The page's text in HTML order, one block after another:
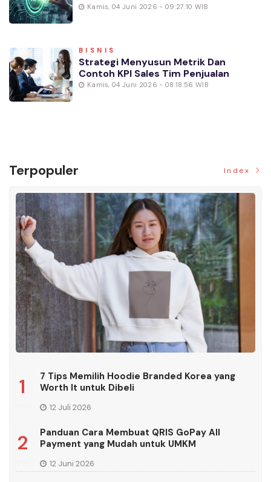
Kamis, 04 Juni 2026 - 09:27:10 WIB
BISNIS
Strategi Menyusun Metrik Dan
Contoh KPI Sales Tim Penjualan
Kamis, 04 Juni 2026 - 08:18:56 WIB
Terpopuler Index
1
7 Tips Memilih Hoodie Branded Korea yang
Worth It untuk Dibeli
12 Juli 2026
2
Panduan Cara Membuat QRIS GoPay All
Payment yang Mudah untuk UMKM
12 Juni 2026